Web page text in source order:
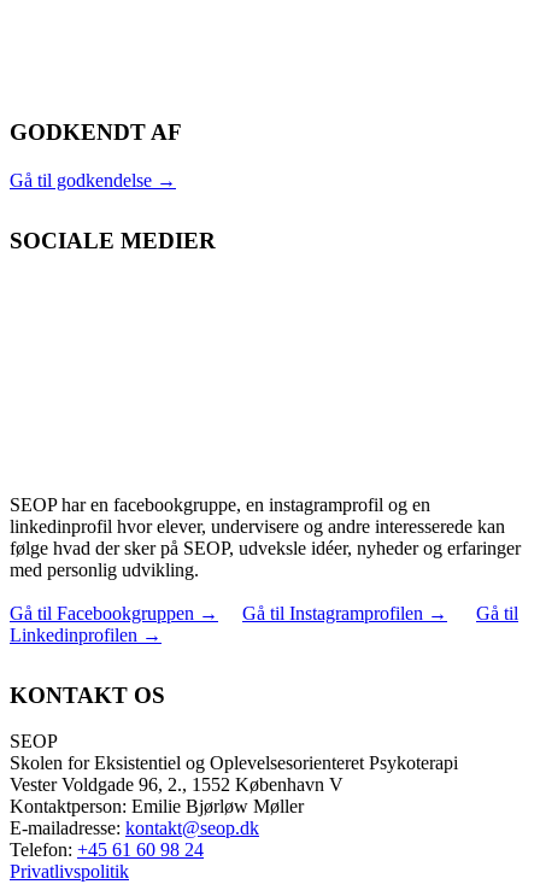
GODKENDT AF
Gå til godkendelse →
SOCIALE MEDIER
SEOP har en facebookgruppe, en instagramprofil og en
linkedinprofil hvor elever, undervisere og andre interesserede kan
følge hvad der sker på SEOP, udveksle idéer, nyheder og erfaringer
med personlig udvikling.
Gå til Facebookgruppen → Gå til Instagramprofilen →
Gå til
Linkedinprofilen →
KONTAKT OS
SEOP
Skolen for Eksistentiel og Oplevelsesorienteret Psykoterapi
Vester Voldgade 96, 2., 1552 København V
Kontaktperson: Emilie Bjørløw Møller
E-mailadresse: kontakt@seop.dk
Telefon: +45 61 60 98 24
Privatlivspolitik